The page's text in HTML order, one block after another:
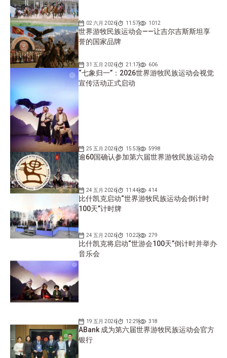
02 六月 2026 11:57 1012
世界游牧民族运动会——让吉尔吉斯斯坦享
誉的国家品牌
31 五月 2026 21:17 606
“七象归一”：2026世界游牧民族运动会视觉
宣传活动正式启动
25 五月 2026 15:53 5998
逾60国确认参加第六届世界游牧民族运动会
24 五月 2026 11:44 414
比什凯克启动“世界游牧民族运动会倒计时
100天”计时牌
24 五月 2026 10:22 279
比什凯克将启动“世游会100天”倒计时并举办
音乐会
19 五月 2026 12:29 318
ABank 成为第六届世界游牧民族运动会官方
银行